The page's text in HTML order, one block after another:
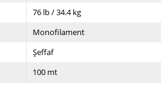
76 lb / 34.4 kg
Monofilament
Şeffaf
100 mt